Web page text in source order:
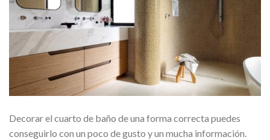
Decorar el cuarto de baño de una forma correcta puedes
conseguirlo con un poco de gusto y un mucha información.